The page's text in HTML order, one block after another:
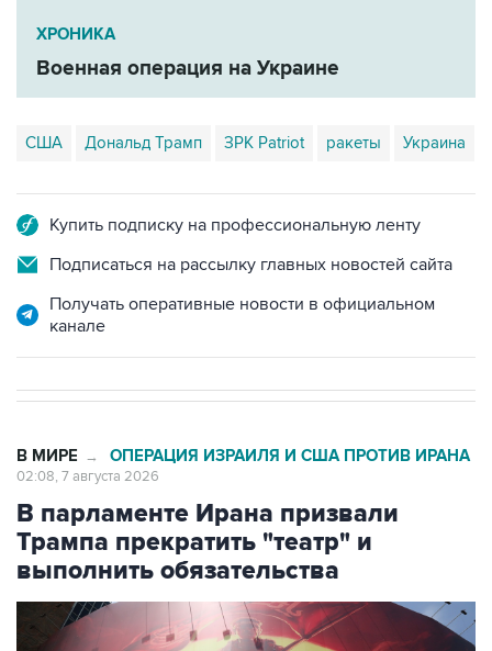
Военная операция на Украине
США Дональд Трамп ЗРК Patriot ракеты Украина
Подписаться на рассылку главных новостей сайта
Получать оперативные новости в официальном
канале
В парламенте Ирана призвали
Трампа прекратить "театр" и
выполнить обязательства